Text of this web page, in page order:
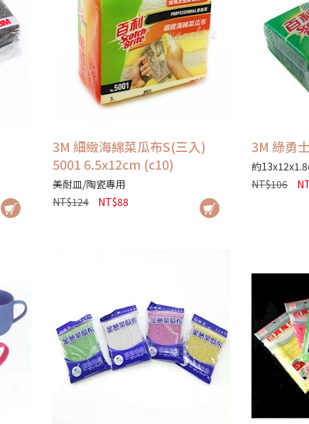
3M 細緻海綿菜瓜布S(三入)
5001 6.5x12cm (c10)
美耐皿/陶瓷專用
NT$124
NT$88
3M 綠勇
約
NT$106